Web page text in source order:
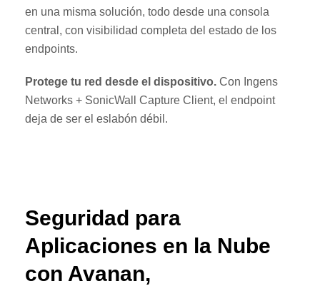
en una misma solución, todo desde una consola
central, con visibilidad completa del estado de los
endpoints.
Protege tu red desde el dispositivo. Con Ingens
Networks + SonicWall Capture Client, el endpoint
deja de ser el eslabón débil.
Seguridad para
Aplicaciones en la Nube
con Avanan,